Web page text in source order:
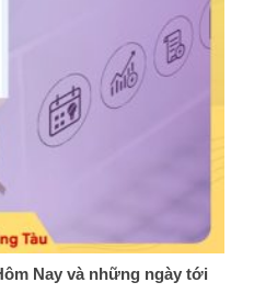
Nay và những ngày tới